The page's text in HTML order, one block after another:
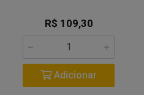
R$ 109,30
Adicionar